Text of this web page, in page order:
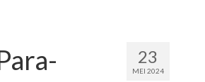
23
MEI 2024